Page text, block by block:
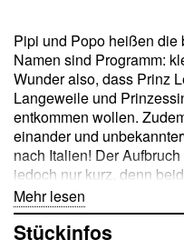
Pipi und Popo heißen
Namen sind Programm:
Wunder also, dass Prinz
Langeweile und
entkommen wollen.
einander und
nach Italien! Der
jedoch nur kurz, denn
ineinander. Gerade
befohlenen Hochzeit
daran, den Vätern mit
Mehr lesen
Stückinfos